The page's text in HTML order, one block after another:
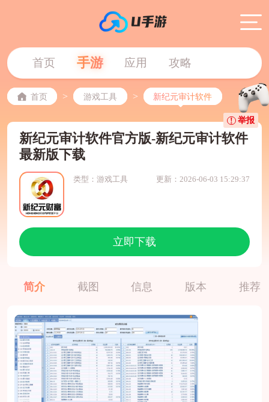
首页 手游 应用 攻略
首页 > 游戏工具 > 新纪元审计软件
新纪元审计软件官方版-新纪元审计软件
最新版下载
类型：游戏工具 更新：2026-06-03 15:29:37
立即下载
举报
简介 截图 信息 版本 推荐